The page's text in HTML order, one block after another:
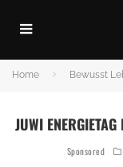
Home Bewusst
JUWI
Sponsored